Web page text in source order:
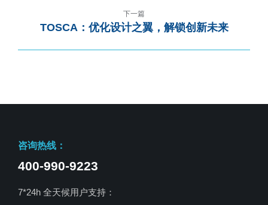
下一篇
TOSCA：优化设计之翼，解锁创新未来
咨询热线：
400-990-9223
7*24h 全天候用户支持：